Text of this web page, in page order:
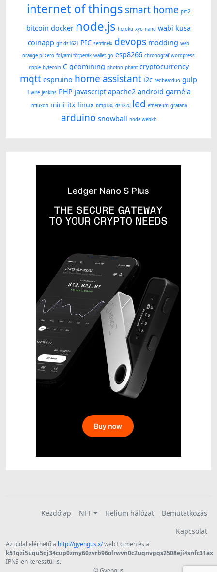
internet of things smart home pm2
bitcoin docker node.js heroku xyo nano wabi kusa
coinapp git ds1621 PIC sentinelx devops modding web
orange pi zero folyami törperák wallet go esp8266 chronograf wordpress
ripple bytecoin C geomining photon phant cryptocurrency
mqtt espruino home assistant i2c redbearduo gulp
1-wire jenkins PHP javascript apache2 android garnéla
influxdb mini-itx linux bmp180 ds1820 led ethereum grafana
arduino snowball node-webkit
Kezdőlap NFT Helium hálózat
Bemutatkozás
Kapcsolat
Az oldal elérhető a http://gyengus.x/web3 címen és a
k51qzi5uqu5dj34cup0zmy60zvrb96olrwvn0c2uqnvgqs2508eji4snfc31ax
IPNS-en keresztül is.